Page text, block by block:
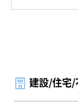
建設/住宅/